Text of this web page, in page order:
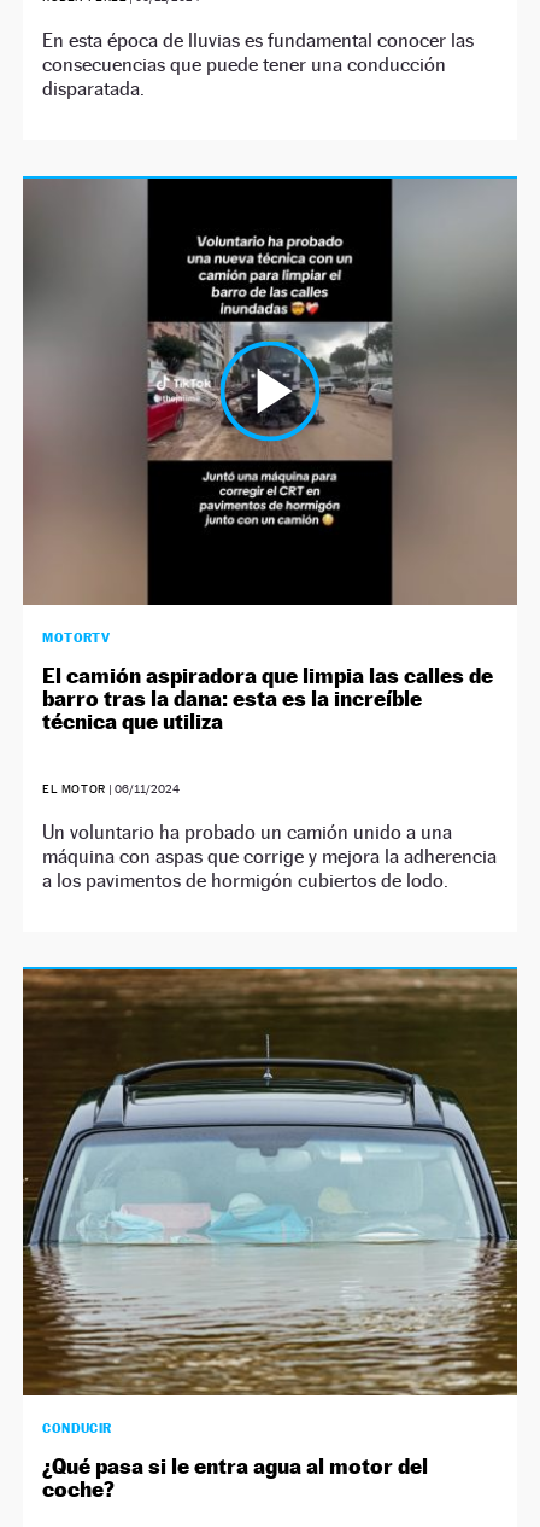
En esta época de lluvias es fundamental conocer las
consecuencias que puede tener una conducción
disparatada.
MOTORTV
El camión aspiradora que limpia las calles de
barro tras la dana: esta es la increíble
técnica que utiliza
EL MOTOR | 06/11/2024
Un voluntario ha probado un camión unido a una
máquina con aspas que corrige y mejora la adherencia
a los pavimentos de hormigón cubiertos de lodo.
CONDUCIR
¿Qué pasa si le entra agua al motor del
coche?